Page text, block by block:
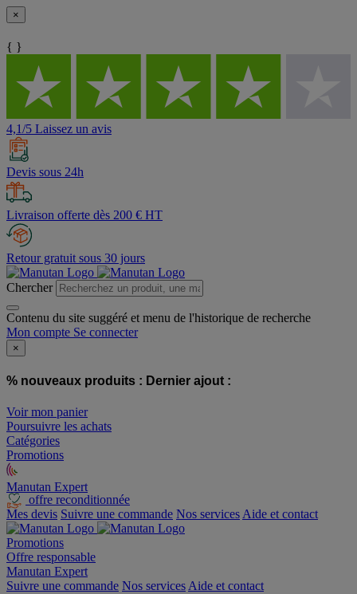
×
{ }
4,1/5 Laissez un avis
Devis sous 24h
Livraison offerte dès 200 € HT
Retour gratuit sous 30 jours
Chercher
Contenu du site suggéré et menu de l'historique de recherche
Mon compte Se connecter
×
% nouveaux produits : Dernier ajout :
Voir mon panier
Poursuivre les achats
Catégories
Promotions
Manutan Expert
offre reconditionnée
Mes devis Suivre une commande Nos services Aide et contact
Promotions
Offre responsable
Manutan Expert
Suivre une commande Nos services Aide et contact